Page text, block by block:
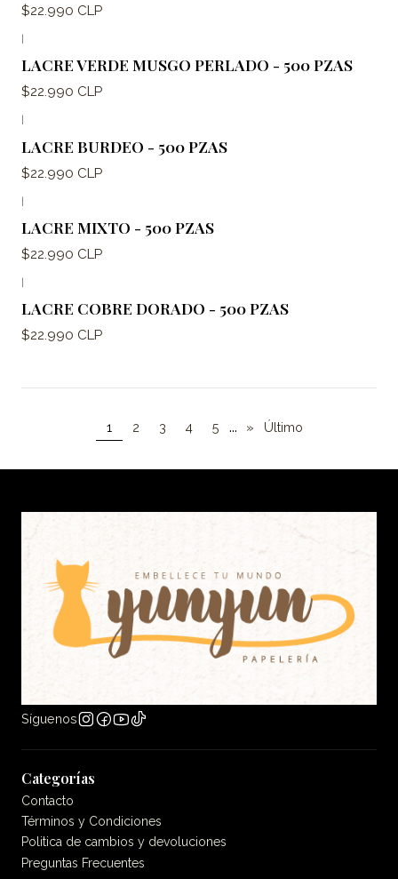
$22.990 CLP
LACRE VERDE MUSGO PERLADO - 500 PZAS
$22.990 CLP
LACRE BURDEO - 500 PZAS
$22.990 CLP
|
LACRE MIXTO - 500 PZAS
$22.990 CLP
LACRE COBRE DORADO - 500 PZAS
$22.990 CLP
1 2 3 4 5 ... » Último
Síguenos
Categorías
Contacto
Términos y Condiciones
Politica de cambios y devoluciones
Preguntas Frecuentes